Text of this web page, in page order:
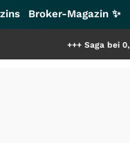
Broker-Magazin ✨
Saga bei 0,53 CAD: